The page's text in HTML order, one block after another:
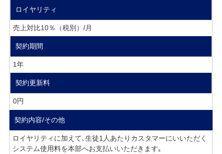
ロイヤリティ
売上対比10％（税別）/月
契約期間
1年
契約更新料
0円
契約内容/その他
ロイヤリティに加えて､生徒1人あたりカスタマーにいいただく
システム使用料を本部へお支払いいただきます｡